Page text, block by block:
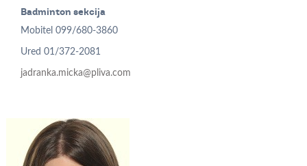
Badminton sekcija
Mobitel099/680-3860
Ured01/372-2081
jadranka.micka@pliva.com